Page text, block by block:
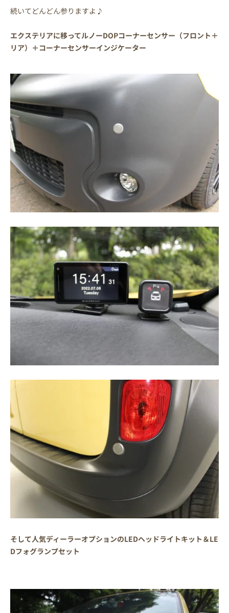
続いてどんどん参りますよ♪
エクステリアに移ってルノーDOPコーナーセンサー（フロント＋
リア）＋コーナーセンサーインジケーター
そして人気ディーラーオプションのLEDヘッドライトキット＆LE
Dフォグランプセット